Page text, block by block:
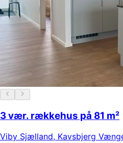
3 vær. rækkehus på 81 m²
Viby Sjælland, Kavsbjerg